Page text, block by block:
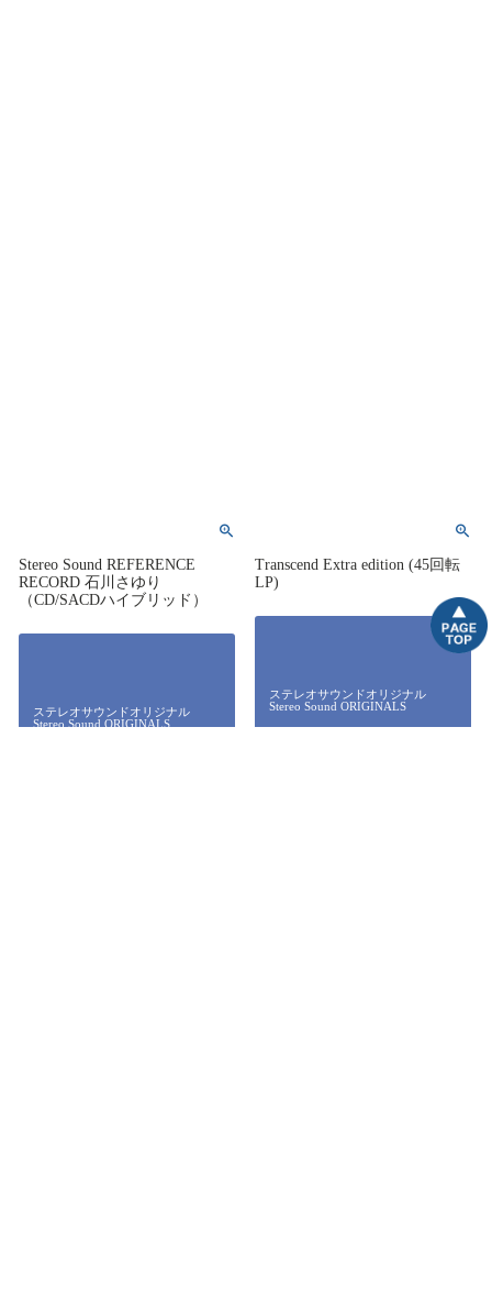
Stereo Sound REFERENCE
RECORD 石川さゆり
（CD/SACDハイブリッド）
ステレオサウンドオリジナル
Stereo Sound ORIGINALS
Transcend Extra edition (45回転
LP)
ステレオサウンドオリジナル
Stereo Sound ORIGINALS